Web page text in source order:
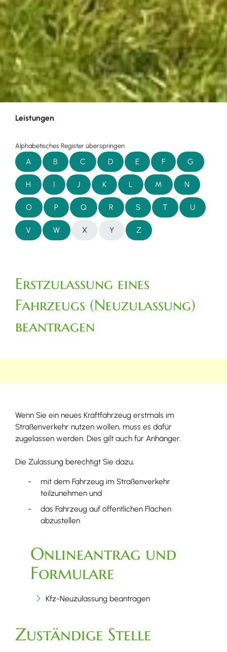
Leistungen
Alphabetisches Register überspringen
A B C D E F G
H I J K L M N
O P Q R S T U
V W X Y Z
Erstzulassung eines
Fahrzeugs (Neuzulassung)
beantragen
Wenn Sie ein neues Kraftfahrzeug erstmals im
Straßenverkehr nutzen wollen, muss es dafür
zugelassen werden. Dies gilt auch für Anhänger.
Die Zulassung berechtigt Sie dazu,
mit dem Fahrzeug im Straßenverkehr
teilzunehmen und
das Fahrzeug auf öffentlichen Flächen
abzustellen
Onlineantrag und
Formulare
Kfz-Neuzulassung beantragen
Zuständige Stelle